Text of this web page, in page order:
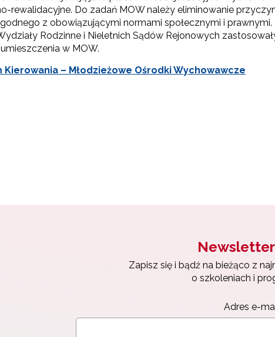
rewalidacyjne. Do zadań MOW należy eliminowanie
z obowiązującymi normami społecznymi i
Rodzinne i Nieletnich Sądów Rejonowych
w MOW.
Kierowania – Młodzieżowe Ośrodki Wychowawcze
Newsletter
Zapisz się i bądź na bieżąco z
o szkoleniach i
Adres e-
Newsletter ORE
Zapisz się i bądź na bieżąco z